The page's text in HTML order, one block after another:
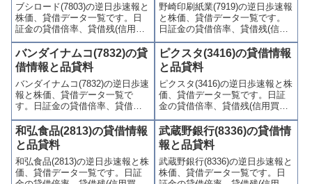
ブシロード(7803)の逆日歩速報と
株価、貸借データ一覧です。日
証金の貸借倍率、貸借残(信用買
残、信用売残)、品貸料(逆日
歩)、東証の週末残高、規制(注意
喚起・申込停止)など、空売り関
連情報を集計し、図解でわかり
やすくまとめて掲載していま
す。
野崎印刷紙業(7919)の逆日歩速報
と株価、貸借データ一覧です。
日証金の貸借倍率、貸借残(信用
買残、信用売残)、品貸料(逆日
歩)、東証の週末残高、規制(注意
喚起・申込停止)など、空売り関
連情報を集計し、図解でわかり
やすくまとめて掲載していま
す。
バンダイナムコ(7832)の貸
借情報と品貸料
バンダイナムコ(7832)の逆日歩速
報と株価、貸借データ一覧で
す。日証金の貸借倍率、貸借残
(信用買残、信用売残)、品貸料
(逆日歩)、東証の週末残高、規制
(注意喚起・申込停止)など、空売
り関連情報を集計し、図解でわ
かりやすくまとめて掲載してい
ます。
ピクスタ(3416)の貸借情報
と品貸料
ピクスタ(3416)の逆日歩速報と株
価、貸借データ一覧です。日証
金の貸借倍率、貸借残(信用買
残、信用売残)、品貸料(逆日
歩)、東証の週末残高、規制(注意
喚起・申込停止)など、空売り関
連情報を集計し、図解でわかり
やすくまとめて掲載していま
す。
和弘食品(2813)の貸借情報
と品貸料
和弘食品(2813)の逆日歩速報と株
価、貸借データ一覧です。日証
武蔵野銀行(8336)の貸借情
報と品貸料
武蔵野銀行(8336)の逆日歩速報と
株価、貸借データ一覧です。日